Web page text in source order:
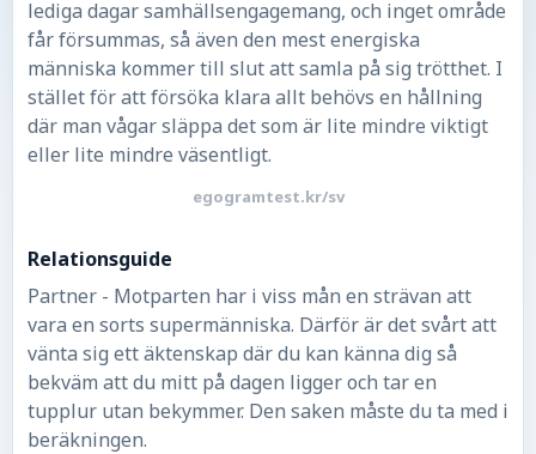
lediga dagar samhällsengagemang, och inget område
får försummas, så även den mest energiska
människa kommer till slut att samla på sig trötthet. I
stället för att försöka klara allt behövs en hållning
där man vågar släppa det som är lite mindre viktigt
eller lite mindre väsentligt.
egogramtest.kr/sv
Relationsguide
Partner - Motparten har i viss mån en strävan att
vara en sorts supermänniska. Därför är det svårt att
vänta sig ett äktenskap där du kan känna dig så
bekväm att du mitt på dagen ligger och tar en
tupplur utan bekymmer. Den saken måste du ta med i
beräkningen.